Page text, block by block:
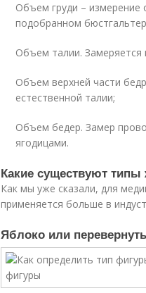
Объем груди – измерение
подобранном
Объем талии. Замеряется
Объем верхней части
естественной талии;
Объем бедер. Замер
ягодицами.
Какие существуют типы
Как мы уже сказали, для
применяется больше в
Яблоко или